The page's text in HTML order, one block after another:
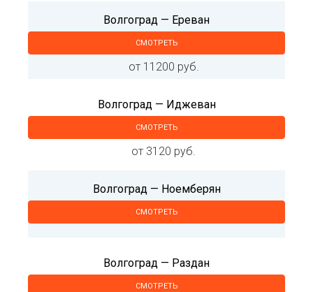
Волгоград — Ереван
СМОТРЕТЬ
от 11200 руб.
Волгоград — Иджеван
СМОТРЕТЬ
от 3120 руб.
Волгоград — Ноемберян
СМОТРЕТЬ
Волгоград — Раздан
СМОТРЕТЬ